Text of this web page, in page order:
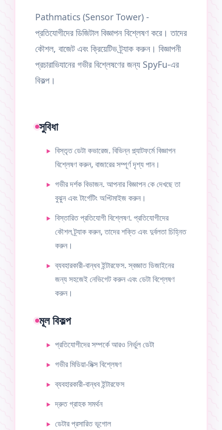
Pathmatics (Sensor Tower) -
প্রতিযোগীদের ডিজিটাল বিজ্ঞাপন বিশ্লেষণ করে। তাদের
কৌশল, বাজেট এবং ক্রিয়েটিভ ট্র্যাক করুন। বিজ্ঞাপনী
প্রচারাভিযানের গভীর বিশ্লেষণের জন্য SpyFu-এর
বিকল্প।
সুবিধা
বিস্তৃত ডেটা কভারেজ. বিভিন্ন প্ল্যাটফর্মে বিজ্ঞাপন
বিশ্লেষণ করুন, বাজারের সম্পূর্ণ দৃশ্য পান।
গভীর দর্শক বিভাজন. আপনার বিজ্ঞাপন কে দেখছে তা
বুঝুন এবং টার্গেটিং অপ্টিমাইজ করুন।
বিস্তারিত প্রতিযোগী বিশ্লেষণ. প্রতিযোগীদের
কৌশল ট্র্যাক করুন, তাদের শক্তি এবং দুর্বলতা চিহ্নিত
করুন।
ব্যবহারকারী-বান্ধব ইন্টারফেস. স্বজ্ঞাত ডিজাইনের
জন্য সহজেই নেভিগেট করুন এবং ডেটা বিশ্লেষণ
করুন।
মূল বিকল্প
প্রতিযোগীদের সম্পর্কে আরও নির্ভুল ডেটা
গভীর মিডিয়া-মিক্স বিশ্লেষণ
ব্যবহারকারী-বান্ধব ইন্টারফেস
দ্রুত গ্রাহক সমর্থন
ডেটার প্রসারিত ভূগোল